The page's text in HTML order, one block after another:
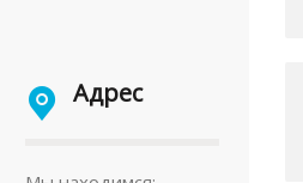
Адрес